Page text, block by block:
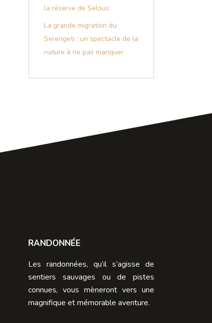
la réserve de Selous
La grande migration du
Serengeti : un spectacle de la
nature à ne pas manquer
RANDONNÉE
Les randonnées, qu’il s’agisse de
sentiers sauvages ou de pistes
connues, vous mèneront vers une
magnifique et mémorable aventure.